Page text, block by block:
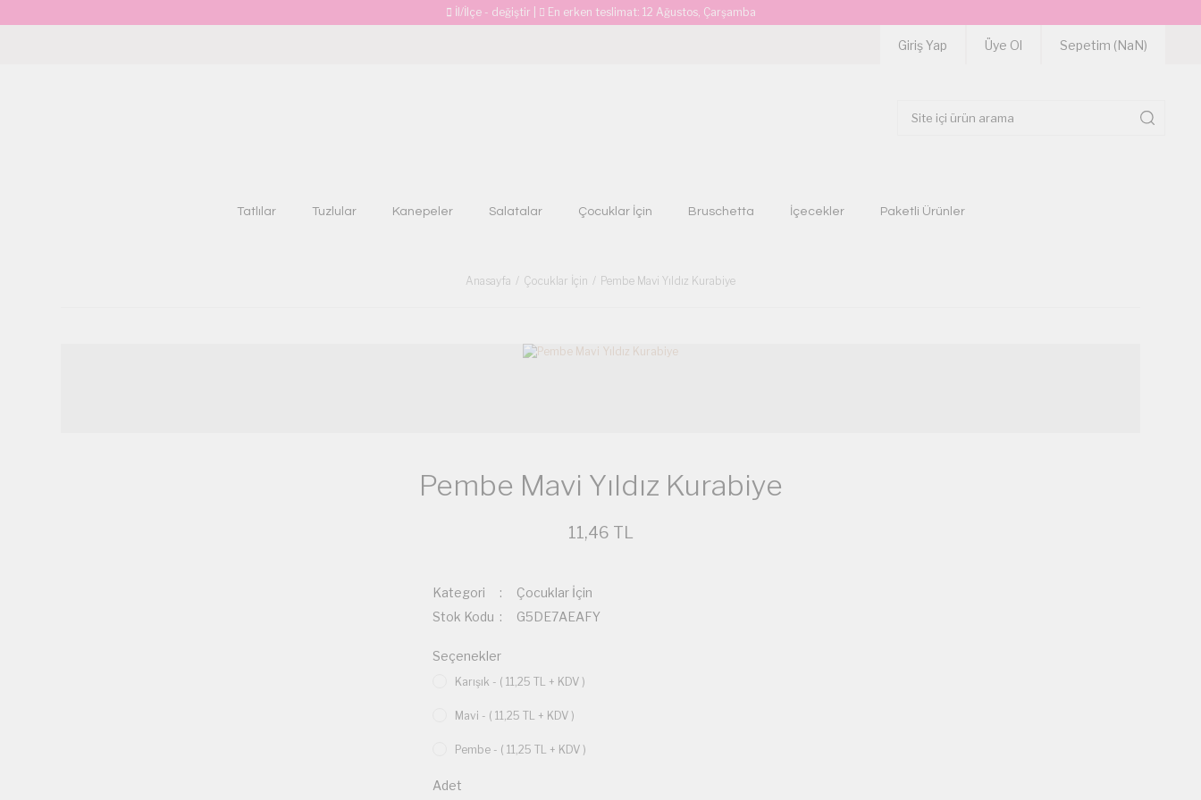
İl/İlçe - değiştir En erken teslimat: 12 Ağustos, Çarşamba
Giriş Yap Üye Ol Sepetim (NaN)
Tatlılar Tuzlular Kanepeler Salatalar Çocuklar İçin Bruschetta İçecekler Paketli Ürünler
Anasayfa Çocuklar İçin Pembe Mavi Yıldız Kurabiye
Pembe Mavi Yıldız Kurabiye
11,46 TL
Kategori
Çocuklar İçin
Stok Kodu
G5DE7AEAFY
Seçenekler
Karışık - ( 11,25 TL + KDV )
Mavi - ( 11,25 TL + KDV )
Pembe - ( 11,25 TL + KDV )
Adet